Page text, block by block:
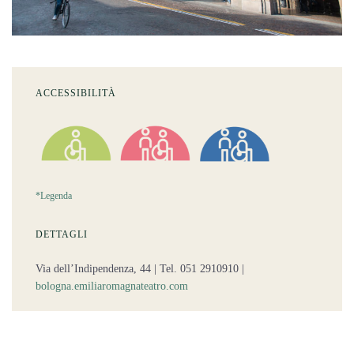
ACCESSIBILITÀ
*Legenda
DETTAGLI
Via dell’Indipendenza, 44 | Tel. 051 2910910
bologna.emiliaromagnateatro.com